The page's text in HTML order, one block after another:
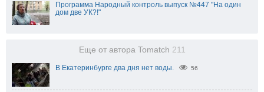
Программа Народный контроль выпуск №447 "На один
дом две УК?!"
Еще от автора Tomatch 211
В Екатеринбурге два дня нет воды. 56